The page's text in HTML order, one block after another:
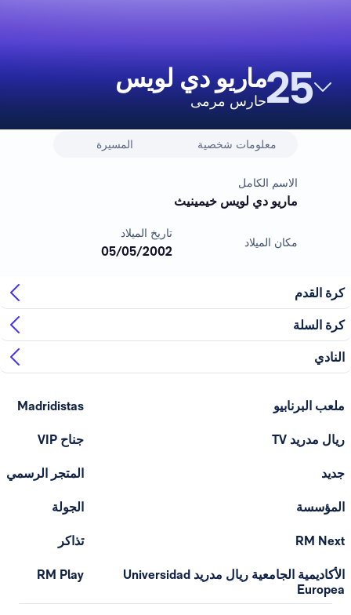
25ماريو دي لويس
حارس مرمى
معلومات شخصية المسيرة
الاسم الكامل
ماريو دي لويس خيمينيث
مكان الميلاد
تاريخ الميلاد
05/05/2002
كرة القدم
كرة السلة
النادي
ملعب البرنابيو
ريال مدريد TV
جديد
المؤسسة
RM Next
الأكاديمية الجامعية ريال مدريد Universidad
Europea
Madridistas
جناح VIP
المتجر الرسمي
الجولة
تذاكر
RM Play